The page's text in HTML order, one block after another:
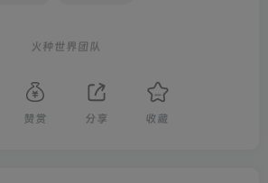
火种世界团队
赞赏 分享 收藏